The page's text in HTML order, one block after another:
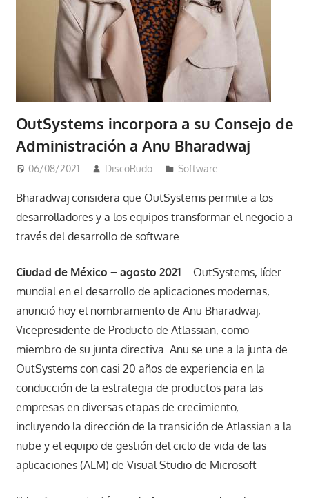
OutSystems incorpora a su Consejo de
Administración a Anu Bharadwaj
06/08/2021 DiscoRudo Software
Bharadwaj considera que OutSystems permite a los
desarrolladores y a los equipos transformar el negocio a
través del desarrollo de software
Ciudad de México – agosto 2021– OutSystems, líder
mundial en el desarrollo de aplicaciones modernas,
anunció hoy el nombramiento de Anu Bharadwaj,
Vicepresidente de Producto de Atlassian, como
miembro de su junta directiva. Anu se une a la junta de
OutSystems con casi 20 años de experiencia en la
conducción de la estrategia de productos para las
empresas en diversas etapas de crecimiento,
incluyendo la dirección de la transición de Atlassian a la
nube y el equipo de gestión del ciclo de vida de las
aplicaciones (ALM) de Visual Studio de Microsoft